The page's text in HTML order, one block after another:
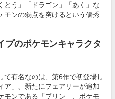
とう」「ドラゴン」「あく」な
モンの弱点を突けるという優秀
プのポケモンキャラクタ
て有名なのは、第6作で初登場し
ア」、新たにフェアリーが追加
モンである「プリン」、ポケモ